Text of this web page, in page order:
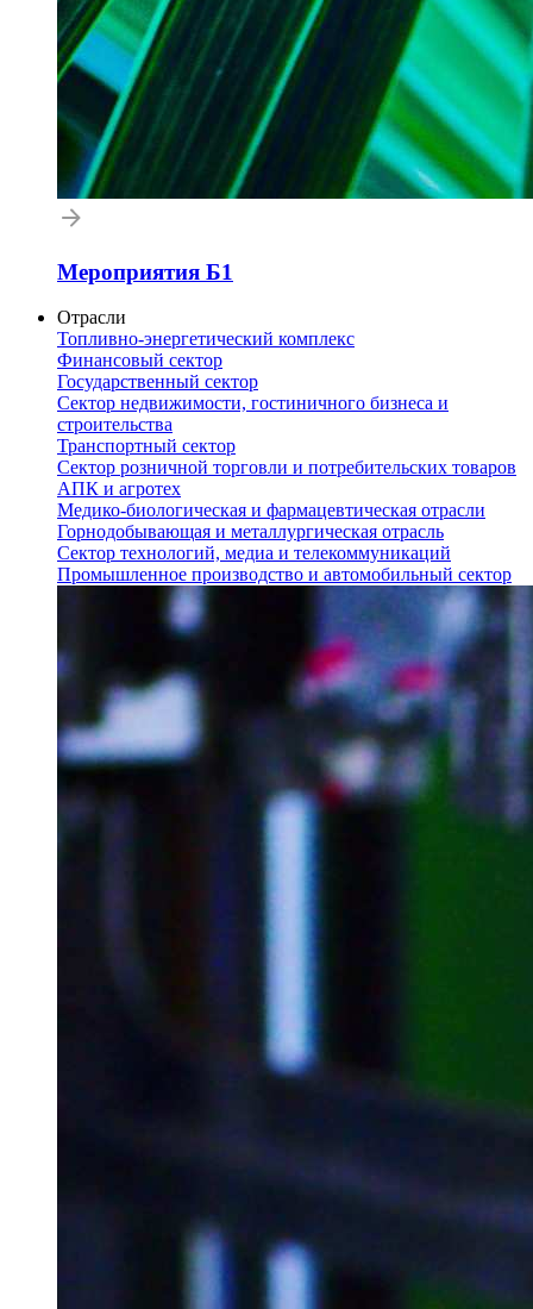
Мероприятия Б1
Отрасли
Топливно-энергетический комплекс
Финансовый сектор
Государственный сектор
Сектор недвижимости, гостиничного бизнеса и
строительства
Транспортный сектор
Сектор розничной торговли и потребительских товаров
АПК и агротех
Медико-биологическая и фармацевтическая отрасли
Горнодобывающая и металлургическая отрасль
Сектор технологий, медиа и телекоммуникаций
Промышленное производство и автомобильный сектор